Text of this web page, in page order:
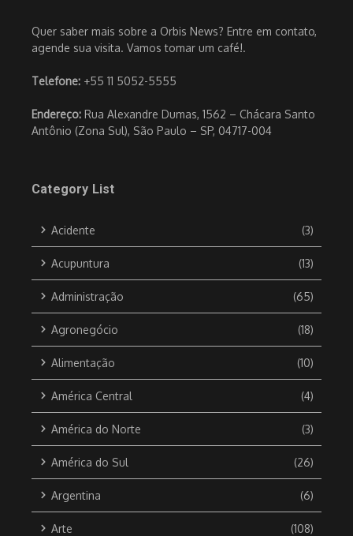
Quer saber mais sobre a Orbis News? Entre em contato,
agende sua visita. Vamos tomar um café!.
Telefone: +55 11 5052-5555
Endereço: Rua Alexandre Dumas, 1562 – Chácara Santo
Antônio (Zona Sul), São Paulo – SP, 04717-004
Category List
Acidente (3)
Acupuntura (13)
Administração (65)
Agronegócio (18)
Alimentação (10)
América Central (4)
América do Norte (3)
América do Sul (26)
Argentina (6)
Arte (108)